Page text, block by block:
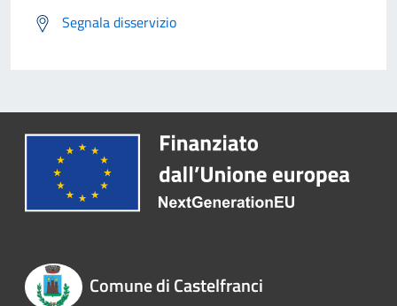
Segnala disservizio
Comune di Castelfranci